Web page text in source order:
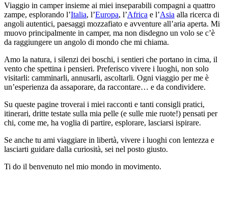
Viaggio in camper insieme ai miei inseparabili compagni a quattro
zampe, esplorando l’Italia, l’Europa, l’Africa e l’Asia alla ricerca di
angoli autentici, paesaggi mozzafiato e avventure all’aria aperta. Mi
muovo principalmente in camper, ma non disdegno un volo se c’è
da raggiungere un angolo di mondo che mi chiama.
Amo la natura, i silenzi dei boschi, i sentieri che portano in cima, il
vento che spettina i pensieri. Preferisco vivere i luoghi, non solo
visitarli: camminarli, annusarli, ascoltarli. Ogni viaggio per me è
un’esperienza da assaporare, da raccontare… e da condividere.
Su queste pagine troverai i miei racconti e tanti consigli pratici,
itinerari, dritte testate sulla mia pelle (e sulle mie ruote!) pensati per
chi, come me, ha voglia di partire, esplorare, lasciarsi ispirare.
Se anche tu ami viaggiare in libertà, vivere i luoghi con lentezza e
lasciarti guidare dalla curiosità, sei nel posto giusto.
Ti do il benvenuto nel mio mondo in movimento.